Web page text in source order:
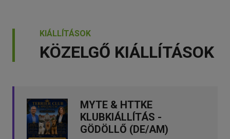
KIÁLLÍTÁSOK
KÖZELGŐ KIÁLLÍTÁSOK
MYTE & HTTKE
KLUBKIÁLLÍTÁS -
GÖDÖLLŐ (DE/AM)